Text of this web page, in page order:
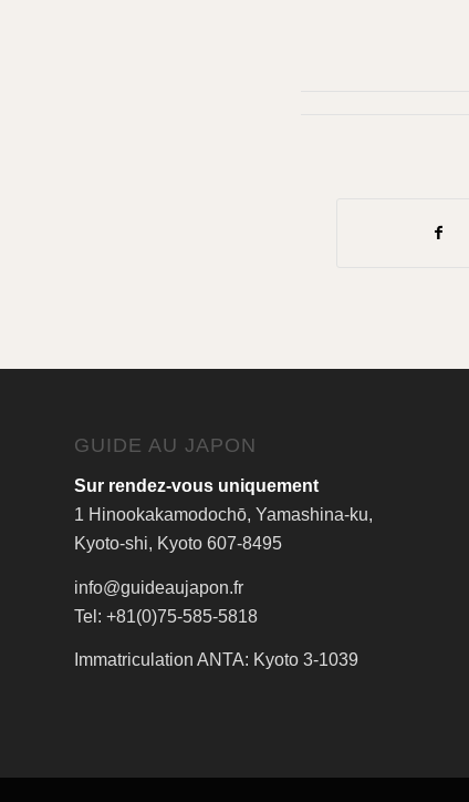
GUIDE AU JAPON
Sur rendez-vous uniquement
1 Hinookakamodochō, Yamashina-ku,
Kyoto-shi, Kyoto 607-8495
info@guideaujapon.fr
Tel: +81(0)75-585-5818
Immatriculation ANTA: Kyoto 3-1039